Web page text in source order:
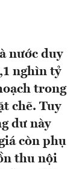
nước duy
nghìn tỷ
trong
chẽ. Tuy
dư này
còn phụ
thu nội